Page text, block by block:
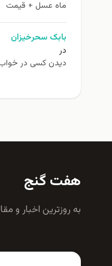
ماه عسل + قیمت
بابک سحرخیزان
در
دیدن کسی در خواب
هفت گنج
به روزترين اخبار و